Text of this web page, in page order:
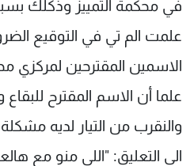
في محكمة التمييز وذكلك
علمت الم تي في التوقيع
الاسمين المقترحين لمركزي
علما أن الاسم المقترح
والنقرب من التيار لديه
الى التعليق: "اللي منو مع